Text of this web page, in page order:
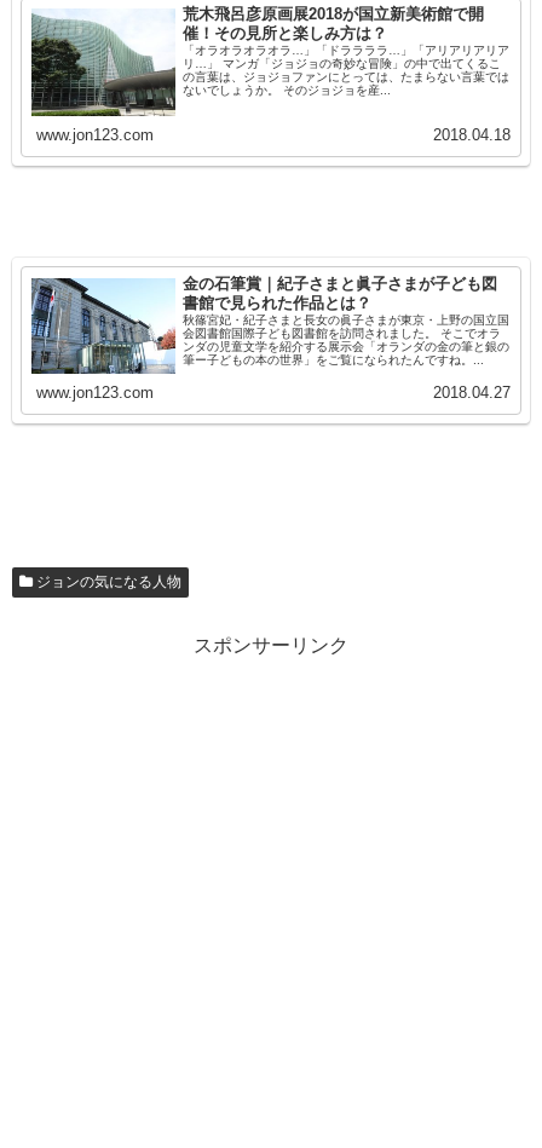
荒木飛呂彦原画展2018が国立新美術館で開
催！その見所と楽しみ方は？
「オラオラオラオラ…」「ドララララ…」「アリアリアリア
リ…」 マンガ「ジョジョの奇妙な冒険」の中で出てくるこ
の言葉は、ジョジョファンにとっては、たまらない言葉では
ないでしょうか。 そのジョジョを産...
www.jon123.com 2018.04.18
金の石筆賞｜紀子さまと眞子さまが子ども図
書館で見られた作品とは？
秋篠宮妃・紀子さまと長女の眞子さまが東京・上野の国立国
会図書館国際子ども図書館を訪問されました。 そこでオラ
ンダの児童文学を紹介する展示会「オランダの金の筆と銀の
筆ー子どもの本の世界」をご覧になられたんですね。...
www.jon123.com 2018.04.27
ジョンの気になる人物
スポンサーリンク